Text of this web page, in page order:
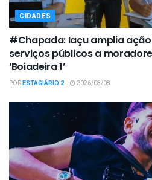
CIDADES
#Chapada: Iaçu amplia
serviços públicos a
‘Boiadeira 1’
PORESTAGIÁRIO 2 2026/08/08